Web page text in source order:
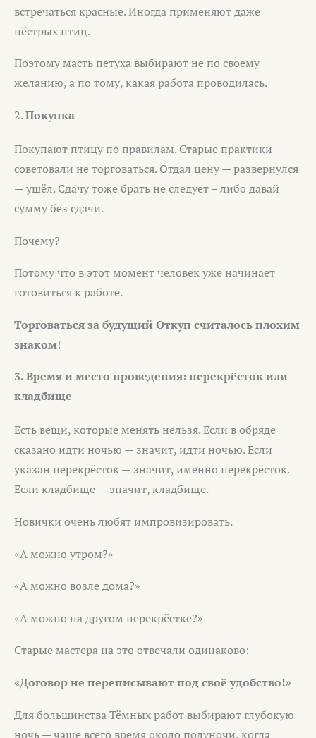
встречаться красные. Иногда применяют даже
пёстрых птиц.
Поэтому масть петуха выбирают не по своему
желанию, а по тому, какая работа проводилась.
2.Покупка
Покупают птицу по правилам. Старые практики
советовали не торговаться. Отдал цену — развернулся
— ушёл. Сдачу тоже брать не следует – либо давай
сумму без сдачи.
Почему?
Потому что в этот момент человек уже начинает
готовиться к работе.
Торговаться за будущий Откуп считалось плохим
знаком!
3. Время и место проведения: перекрёсток или
кладбище
Есть вещи, которые менять нельзя. Если в обряде
сказано идти ночью — значит, идти ночью. Если
указан перекрёсток — значит, именно перекрёсток.
Если кладбище — значит, кладбище.
Новички очень любят импровизировать.
«А можно утром?»
«А можно возле дома?»
«А можно на другом перекрёстке?»
Старые мастера на это отвечали одинаково:
«Договор не переписывают под своё удобство!»
Для большинства Тёмных работ выбирают глубокую
ночь — чаще всего время около полуночи, когда